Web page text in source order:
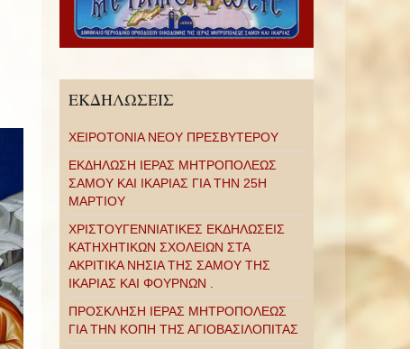
ΕΚΔΗΛΩΣΕΙΣ
ΧΕΙΡΟΤΟΝΙΑ ΝΕΟΥ ΠΡΕΣΒΥΤΕΡΟΥ
ΕΚΔΗΛΩΣΗ ΙΕΡΑΣ ΜΗΤΡΟΠΟΛΕΩΣ
ΣΑΜΟΥ ΚΑΙ ΙΚΑΡΙΑΣ ΓΙΑ ΤΗΝ 25Η
ΜΑΡΤΙΟΥ
ΧΡΙΣΤΟΥΓΕΝΝΙΑΤΙΚΕΣ ΕΚΔΗΛΩΣΕΙΣ
ΚΑΤΗΧΗΤΙΚΩΝ ΣΧΟΛΕΙΩΝ ΣΤΑ
ΑΚΡΙΤΙΚΑ ΝΗΣΙΑ ΤΗΣ ΣΑΜΟΥ ΤΗΣ
ΙΚΑΡΙΑΣ ΚΑΙ ΦΟΥΡΝΩΝ .
ΠΡΟΣΚΛΗΣΗ ΙΕΡΑΣ ΜΗΤΡΟΠΟΛΕΩΣ
ΓΙΑ ΤΗΝ ΚΟΠΗ ΤΗΣ ΑΓΙΟΒΑΣΙΛΟΠΙΤΑΣ